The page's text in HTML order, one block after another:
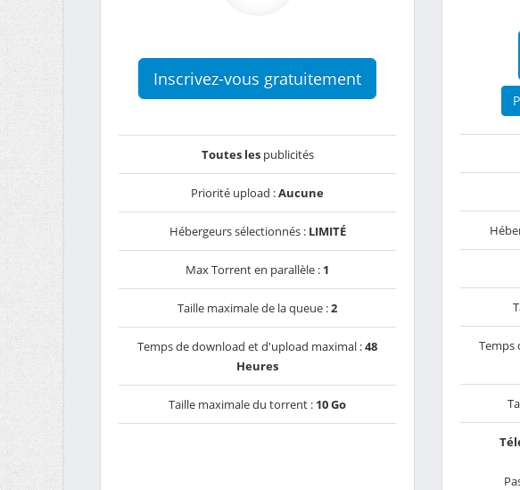
Inscrivez-vous gratuitement
Toutes lespublicités
Priorité upload :Aucune
Hébergeurs sélectionnés : LIMITÉ
Max Torrent en parallèle : 1
Taille maximale de la queue :2
Temps de download et d'upload maximal :48
Heures
Taille maximale du torrent : 10 Go
Temps